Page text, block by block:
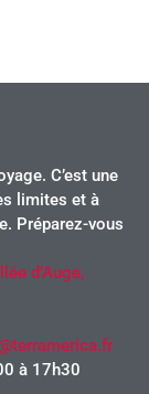
C’est une
limites et à
Préparez-vous
d’Auge,
à 17h30